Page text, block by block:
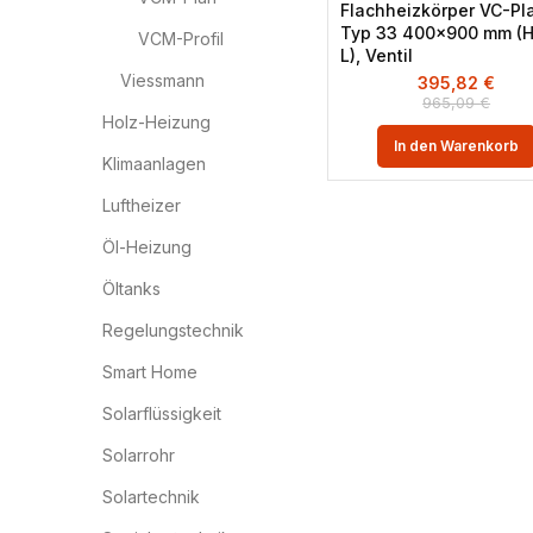
VCM-Profil
Viessmann
Holz-Heizung
Klimaanlagen
Luftheizer
Öl-Heizung
Öltanks
Regelungstechnik
Smart Home
Solarflüssigkeit
Solarrohr
Solartechnik
Flachheizkörper VC-
Typ 33 400×900 mm
L), Ventil
965,09€
395,82 €
In den Warenkorb